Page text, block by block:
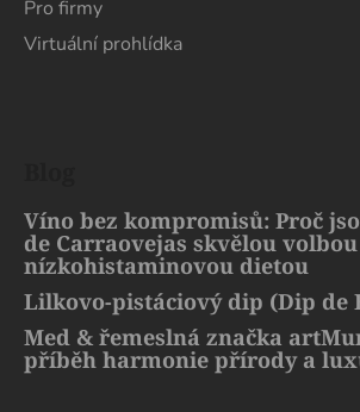
Pro firmy
Virtuální prohlídka
Víno bez kompromisů: Proč
de Carraovejas skvělou
nízkohistaminovou dietou
Lilkovo-pistáciový dip (Dip de
Med & řemeslná značka
příběh harmonie přírody a